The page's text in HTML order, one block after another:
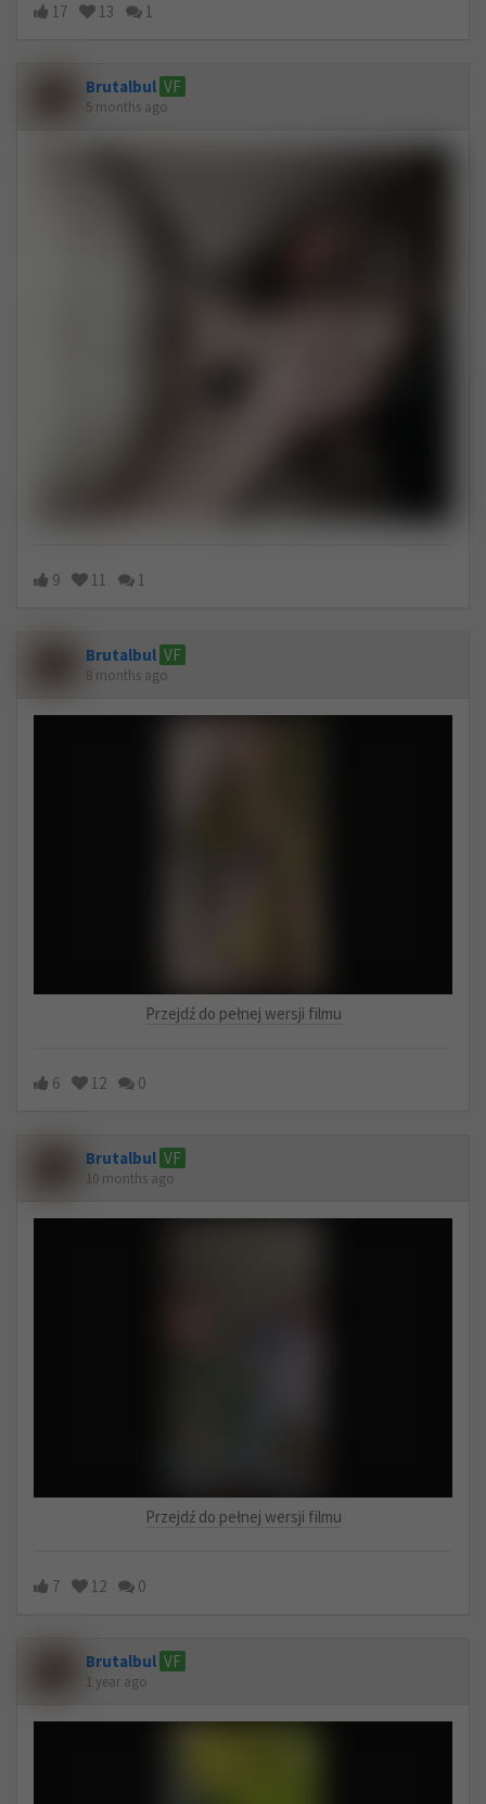
17 13 1
Brutalbul VF
5 months ago
9 11 1
Brutalbul VF
8 months ago
Przejdź do pełnej wersji filmu
6 12 0
Brutalbul VF
10 months ago
Przejdź do pełnej wersji filmu
7 12 0
Brutalbul VF
1 year ago